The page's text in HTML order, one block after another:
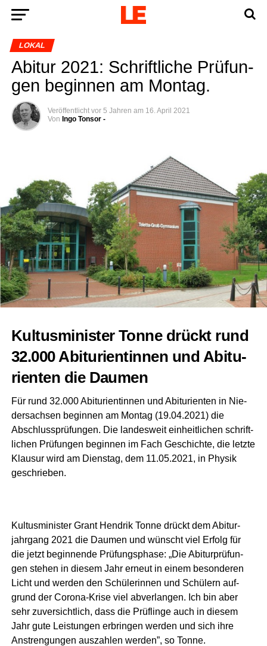
LOKAL
Abitur 2021: Schrift­li­che Prü­fun­
gen begin­nen am Montag.
Veröffentlicht vor 5 Jahren am 16. April 2021
Von Ingo Tonsor -
Kul­tus­mi­nis­ter Ton­ne drückt rund
32.000 Abitu­ri­en­tin­nen und Abitu­
ri­en­ten die Daumen
Für rund 32.000 Abitu­ri­en­tin­nen und Abitu­ri­en­ten in Nie­
der­sach­sen begin­nen am Mon­tag (19.04.2021) die
Abschluss­prü­fun­gen. Die lan­des­weit ein­heit­li­chen schrift­
li­chen Prü­fun­gen begin­nen im Fach Geschich­te, die letz­te
Klau­sur wird am Diens­tag, dem 11.05.2021, in Phy­sik
geschrieben.
Kul­tus­mi­nis­ter Grant Hen­drik Ton­ne drückt dem Abitur­
jahr­gang 2021 die Dau­men und wünscht viel Erfolg für
die jetzt begin­nen­de Prü­fungs­pha­se: „Die Abitur­prü­fun­
gen ste­hen in die­sem Jahr erneut in einem beson­de­ren
Licht und wer­den den Schü­le­rin­nen und Schü­lern auf­
grund der Coro­na-Kri­se viel abver­lan­gen. Ich bin aber
sehr zuver­sicht­lich, dass die Prüf­lin­ge auch in die­sem
Jahr gute Leis­tun­gen erbrin­gen wer­den und sich ihre
Anstren­gun­gen aus­zah­len wer­den”, so Tonne.